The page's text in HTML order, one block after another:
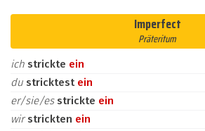
Imperfect
Präteritum
ich strickte ein
du stricktest ein
er/sie/es strickte ein
wirstrickten ein